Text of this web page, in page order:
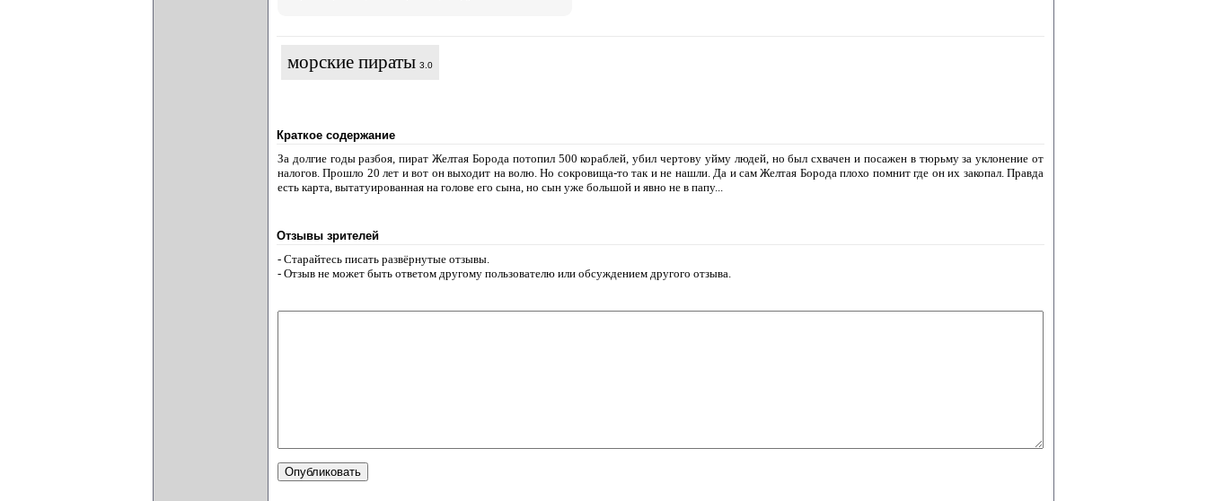
морские пираты 3.0
Краткое содержание
За долгие годы разбоя, пират Желтая Борода потопил 500 кораблей, убил чертову уйму людей, но был схвачен и посажен в тюрьму за уклонение от
налогов. Прошло 20 лет и вот он выходит на волю. Но сокровища-то так и не нашли. Да и сам Желтая Борода плохо помнит где он их закопал. Правда
есть карта, вытатуированная на голове его сына, но сын уже большой и явно не в папу...
Отзывы зрителей
- Старайтесь писать развёрнутые отзывы.
- Отзыв не может быть ответом другому пользователю или обсуждением другого отзыва.